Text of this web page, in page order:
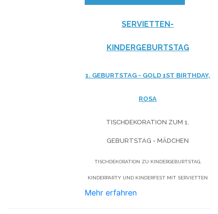
SERVIETTEN-
KINDERGEBURTSTAG
1. GEBURTSTAG - GOLD 1ST BIRTHDAY,
ROSA
TISCHDEKORATION ZUM 1.
GEBURTSTAG - MÄDCHEN
TISCHDEKORATION ZU KINDERGEBURTSTAG,
KINDERPARTY UND KINDERFEST MIT SERVIETTEN
Mehr erfahren